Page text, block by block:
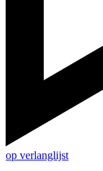
op verlanglijst